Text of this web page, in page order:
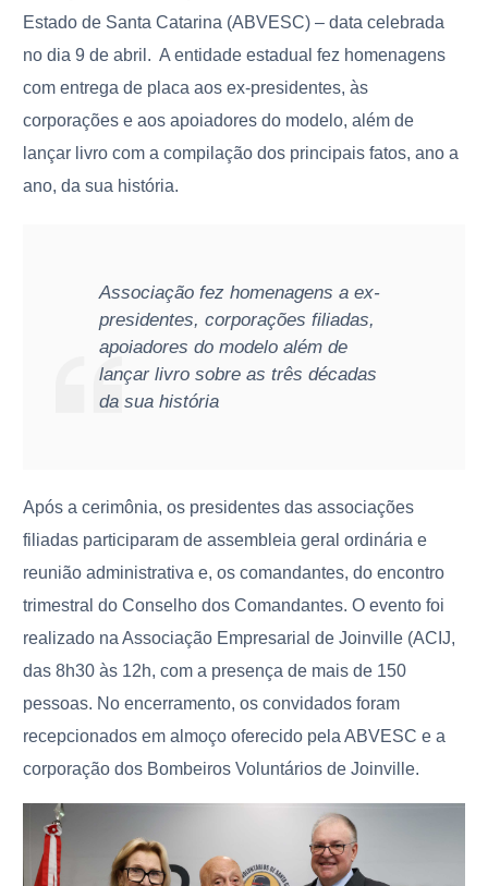
Estado de Santa Catarina (ABVESC) – data celebrada
no dia 9 de abril. A entidade estadual fez homenagens
com entrega de placa aos ex-presidentes, às
corporações e aos apoiadores do modelo, além de
lançar livro com a compilação dos principais fatos, ano a
ano, da sua história.
Associação fez homenagens a ex-
presidentes, corporações filiadas,
apoiadores do modelo além de
lançar livro sobre as três décadas
da sua história
Após a cerimônia, os presidentes das associações
filiadas participaram de assembleia geral ordinária e
reunião administrativa e, os comandantes, do encontro
trimestral do Conselho dos Comandantes. O evento foi
realizado na Associação Empresarial de Joinville (ACIJ,
das 8h30 às 12h, com a presença de mais de 150
pessoas. No encerramento, os convidados foram
recepcionados em almoço oferecido pela ABVESC e a
corporação dos Bombeiros Voluntários de Joinville.